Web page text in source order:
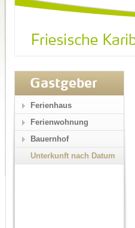
Gastgeber
Ferienhaus
Ferienwohnung
Bauernhof
Unterkunft nach Datum